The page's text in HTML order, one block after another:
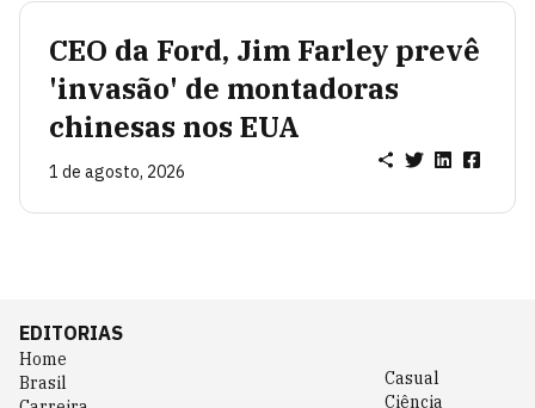
CEO da Ford, Jim Farley prevê
'invasão' de montadoras
chinesas nos EUA
1 de agosto, 2026
EDITORIAS
Home
Brasil
Casual
Ciência